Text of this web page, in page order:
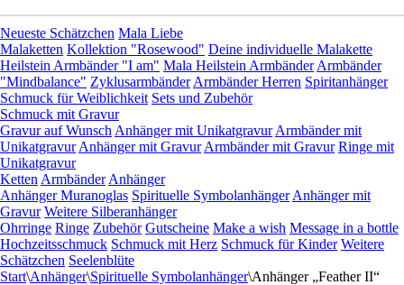
Neueste Schätzchen Mala Liebe
Malaketten Kollektion "Rosewood" Deine individuelle Malakette
Heilstein Armbänder "I am" Mala Heilstein Armbänder Armbänder
"Mindbalance" Zyklusarmbänder Armbänder Herren Spiritanhänger
Schmuck für Weiblichkeit Sets und Zubehör
Schmuck mit Gravur
Gravur auf Wunsch Anhänger mit Unikatgravur Armbänder mit
Unikatgravur Anhänger mit Gravur Armbänder mit Gravur Ringe mit
Unikatgravur
Ketten Armbänder Anhänger
Anhänger Muranoglas Spirituelle Symbolanhänger Anhänger mit
Gravur Weitere Silberanhänger
Ohrringe Ringe Zubehör Gutscheine Make a wish Message in a bottle
Hochzeitsschmuck Schmuck mit Herz Schmuck für Kinder Weitere
Schätzchen Seelenblüte
Start\Anhänger\Spirituelle Symbolanhänger\Anhänger „Feather II“